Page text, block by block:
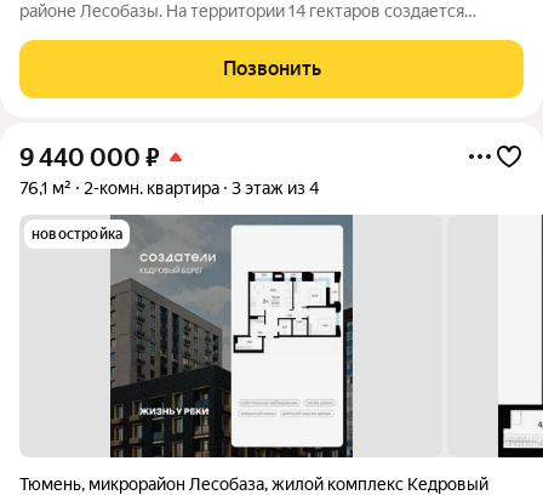
районе Лесобазы. На территории 14 гектаров создается
класса высотой от 5 до 25 этажей, собственным детским садом
и благоустроенной набережной.
Позвонить
9 440 000 ₽
76,1 м² 2-комн. квартира 3 этаж из 4
новостройка
Тюмень, микрорайон Лесобаза,жилой комплекс Кедровый